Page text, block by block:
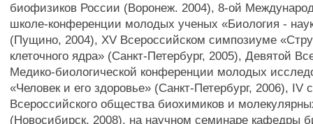
биофизиков России (Воронеж. 2004), 8-ой
школе-конференции молодых ученых «Биология -
(Пущино, 2004), XV Всероссийском симпозиуме
клеточного ядра» (Санкт-Петербург, 2005), Девятой
Медико-биологической конференции молодых
«Человек и его здоровье» (Санкт-Петербург, 2006), IV
Всероссийского общества биохимиков и
(Новосибирск. 2008), на научном семинаре кафедры